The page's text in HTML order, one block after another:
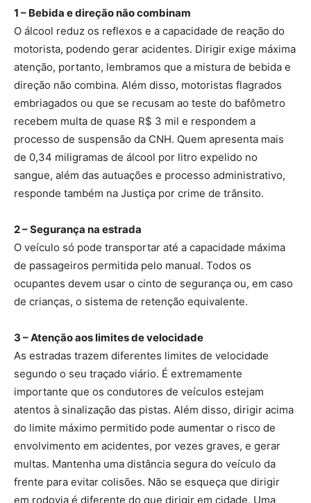
1 – Bebida e direção não combinam
O álcool reduz os reflexos e a capacidade de reação do
motorista, podendo gerar acidentes. Dirigir exige máxima
atenção, portanto, lembramos que a mistura de bebida e
direção não combina. Além disso, motoristas flagrados
embriagados ou que se recusam ao teste do bafômetro
recebem multa de quase R$ 3 mil e respondem a
processo de suspensão da CNH. Quem apresenta mais
de 0,34 miligramas de álcool por litro expelido no
sangue, além das autuações e processo administrativo,
responde também na Justiça por crime de trânsito.
2 – Segurança na estrada
O veículo só pode transportar até a capacidade máxima
de passageiros permitida pelo manual. Todos os
ocupantes devem usar o cinto de segurança ou, em caso
de crianças, o sistema de retenção equivalente.
3 – Atenção aos limites de velocidade
As estradas trazem diferentes limites de velocidade
segundo o seu traçado viário. É extremamente
importante que os condutores de veículos estejam
atentos à sinalização das pistas. Além disso, dirigir acima
do limite máximo permitido pode aumentar o risco de
envolvimento em acidentes, por vezes graves, e gerar
multas. Mantenha uma distância segura do veículo da
frente para evitar colisões. Não se esqueça que dirigir
em rodovia é diferente do que dirigir em cidade. Uma